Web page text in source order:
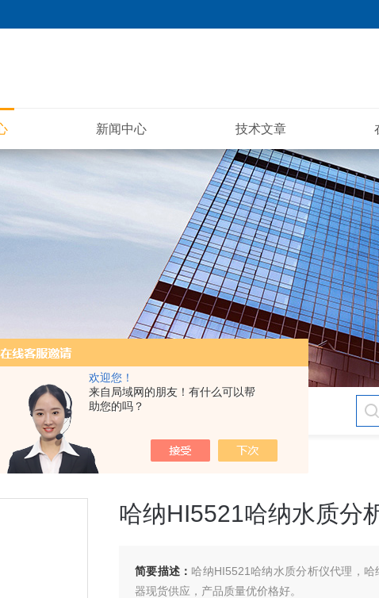
欢迎您！
来自局域网的朋友！有什么可以帮
助您的吗？
新闻中心 技术文章
哈纳水质分析仪代理
哈纳HI5521哈纳水质分
简要描述： 哈纳HI5521哈纳水质分析仪代理，
器现货供应，产品质量优价格好。